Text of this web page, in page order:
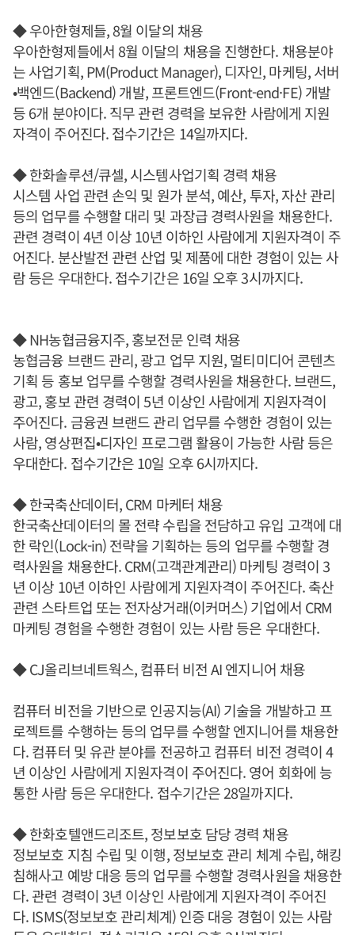
◆ 우아한형제들, 8월 이달의 채용
우아한형제들에서 8월 이달의 채용을 진행한다. 채용분야
는 사업기획, PM(Product Manager), 디자인, 마케팅, 서버
•백엔드(Backend) 개발, 프론트엔드(Front-end·FE) 개발
등 6개 분야이다. 직무 관련 경력을 보유한 사람에게 지원
자격이 주어진다. 접수기간은 14일까지다.
◆ 한화솔루션/큐셀, 시스템사업기획 경력 채용
시스템 사업 관련 손익 및 원가 분석, 예산, 투자, 자산 관리
등의 업무를 수행할 대리 및 과장급 경력사원을 채용한다.
관련 경력이 4년 이상 10년 이하인 사람에게 지원자격이 주
어진다. 분산발전 관련 산업 및 제품에 대한 경험이 있는 사
람 등은 우대한다. 접수기간은 16일 오후 3시까지다.
◆ NH농협금융지주, 홍보전문 인력 채용
농협금융 브랜드 관리, 광고 업무 지원, 멀티미디어 콘텐츠
기획 등 홍보 업무를 수행할 경력사원을 채용한다. 브랜드,
광고, 홍보 관련 경력이 5년 이상인 사람에게 지원자격이
주어진다. 금융권 브랜드 관리 업무를 수행한 경험이 있는
사람, 영상편집•디자인 프로그램 활용이 가능한 사람 등은
우대한다. 접수기간은 10일 오후 6시까지다.
◆ 한국축산데이터, CRM 마케터 채용
한국축산데이터의 몰 전략 수립을 전담하고 유입 고객에 대
한 락인(Lock-in) 전략을 기획하는 등의 업무를 수행할 경
력사원을 채용한다. CRM(고객관계관리) 마케팅 경력이 3
년 이상 10년 이하인 사람에게 지원자격이 주어진다. 축산
관련 스타트업 또는 전자상거래(이커머스) 기업에서 CRM
마케팅 경험을 수행한 경험이 있는 사람 등은 우대한다.
◆ CJ올리브네트웍스, 컴퓨터 비전 AI 엔지니어 채용
컴퓨터 비전을 기반으로 인공지능(AI) 기술을 개발하고 프
로젝트를 수행하는 등의 업무를 수행할 엔지니어를 채용한
다. 컴퓨터 및 유관 분야를 전공하고 컴퓨터 비전 경력이 4
년 이상인 사람에게 지원자격이 주어진다. 영어 회화에 능
통한 사람 등은 우대한다. 접수기간은 28일까지다.
◆ 한화호텔앤드리조트, 정보보호 담당 경력 채용
정보보호 지침 수립 및 이행, 정보보호 관리 체계 수립, 해킹
침해사고 예방 대응 등의 업무를 수행할 경력사원을 채용한
다. 관련 경력이 3년 이상인 사람에게 지원자격이 주어진
다. ISMS(정보보호 관리체계) 인증 대응 경험이 있는 사람